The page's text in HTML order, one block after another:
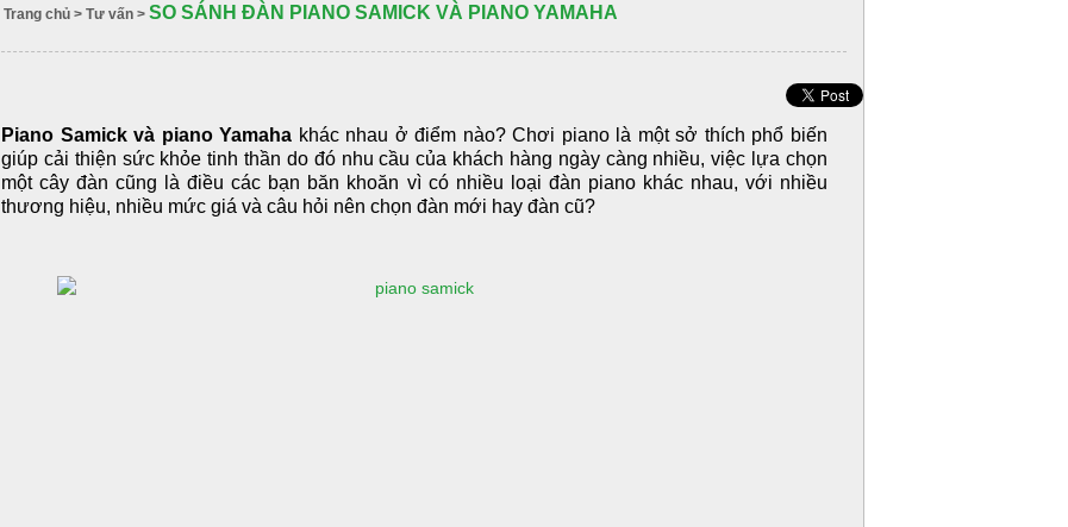
Trang chủ > Tư vấn > SO SÁNH ĐÀN PIANO SAMICK VÀ PIANO YAMAHA
Piano Samick và piano Yamaha khác nhau ở điểm nào? Chơi piano là một sở thích phổ biến
giúp cải thiện sức khỏe tinh thần do đó nhu cầu của khách hàng ngày càng nhiều, việc lựa chọn
một cây đàn cũng là điều các bạn băn khoăn vì có nhiều loại đàn piano khác nhau, với nhiều
thương hiệu, nhiều mức giá và câu hỏi nên chọn đàn mới hay đàn cũ?